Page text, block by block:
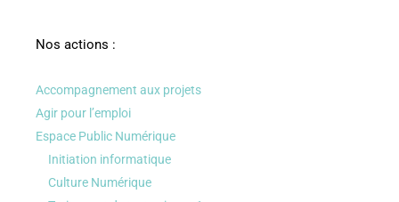
Nos actions :
Accompagnement aux projets
Agir pour l’emploi
Espace Public Numérique
Initiation informatique
Culture Numérique